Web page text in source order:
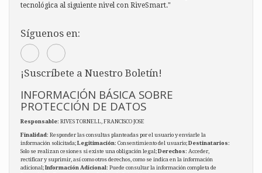
tecnológica al siguiente nivel con RiveSmart."
Síguenos en:
¡Suscríbete a Nuestro Boletín!
INFORMACIÓN BÁSICA SOBRE
PROTECCIÓN DE DATOS
Responsable: RIVES TORNELL, FRANCISCO JOSE
Finalidad: Responder las consultas planteadas por el usuario y enviarle la
información solicitada;Legitimación: Consentimiento del usuario;Destinatarios:
Solo se realizan cesiones si existe una obligación legal;Derechos: Acceder,
rectificar y suprimir, así como otros derechos, como se indica en la información
adicional;Información Adicional: Puede consultar la información completa de